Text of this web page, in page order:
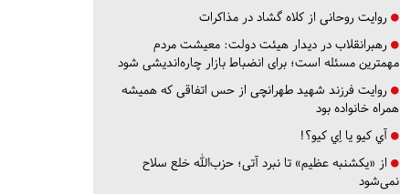
روایت روحانی از کلاه گشاد در مذاکرات
رهبرانقلاب در دیدار هیئت دولت: معیشت مردم
مهمترین مسئله است؛ برای انضباط بازار چاره‌اندیشی شود
روایت فرزند شهید طهرانچی از حس اتفاقی که همیشه
همراه خانواده بود
آي كيو يا اِي كيو؟!
از «یکشنبه عظیم» تا نبرد آتی؛ حزب‌الله خلع سلاح
نمی‌شود